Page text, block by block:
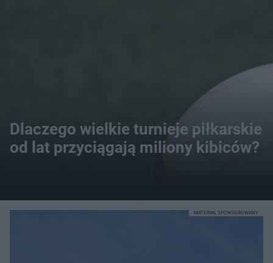
Dlaczego wielkie turnieje piłkarskie
od lat przyciągają miliony kibiców?
MATERIAŁ SPONSOROWANY